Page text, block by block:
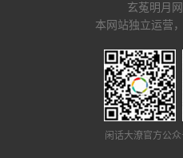
玄菟明月
本网站独立运营
闲话大潦官方